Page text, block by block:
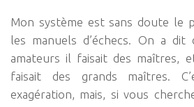
Mon système est sans doute le
les manuels d’échecs. On a
amateurs il faisait des maîtres,
faisait des grands maîtres.
exagération, mais, si vous